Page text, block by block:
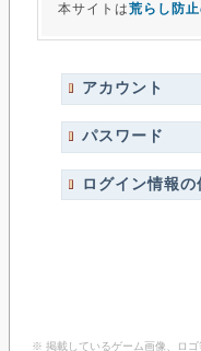
本サイトは荒らし防
アカウント
パスワード
ログイン情報の
※ 掲載しているゲーム画像、ロゴ